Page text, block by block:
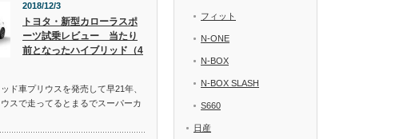
2018/12/3
トヨタ・新型カローラスポ
ーツ試乗レビュー 当たり
前となったハイブリッド（4
ド車プリウスを発売して早21年、
スで走ってるとまるでスーパーカ
フィット
N-ONE
N-BOX
N-BOX SLASH
S660
日産